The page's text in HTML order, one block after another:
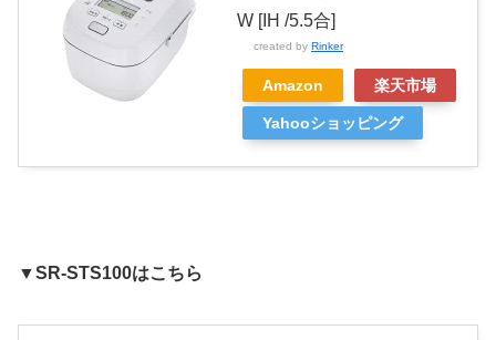
W [IH /5.5合]
created by Rinker
Amazon 楽天市場
Yahooショッピング
▼SR-STS100はこちら